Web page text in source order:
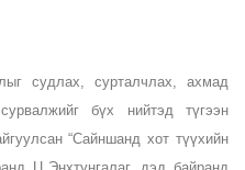
судлах, сурталчлах, ахмад
бүх нийтэд түгээн
“Сайншанд хот түүхийн